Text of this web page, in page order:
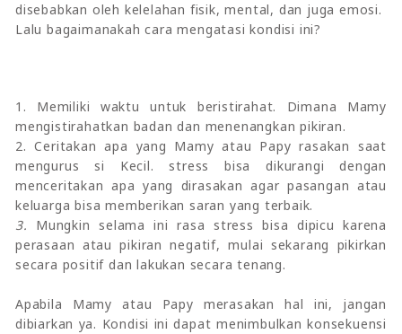
disebabkan oleh kelelahan fisik, mental, dan juga emosi.
Lalu bagaimanakah cara mengatasi kondisi ini?
1. Memiliki waktu untuk beristirahat. Dimana Mamy
mengistirahatkan badan dan menenangkan pikiran.
2. Ceritakan apa yang Mamy atau Papy rasakan saat
mengurus si Kecil. stress bisa dikurangi dengan
menceritakan apa yang dirasakan agar pasangan atau
keluarga bisa memberikan saran yang terbaik.
3. Mungkin selama ini rasa stress bisa dipicu karena
perasaan atau pikiran negatif, mulai sekarang pikirkan
secara positif dan lakukan secara tenang.
Apabila Mamy atau Papy merasakan hal ini, jangan
dibiarkan ya. Kondisi ini dapat menimbulkan konsekuensi